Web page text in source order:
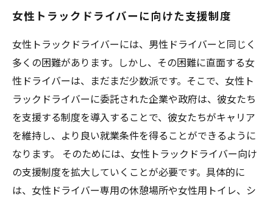
女性トラックドライバーに向けた支援制度
女性トラックドライバーには、男性ドライバーと同じく
多くの困難があります。しかし、その困難に直面する女
性ドライバーは、まだまだ少数派です。そこで、女性ト
ラックドライバーに委託された企業や政府は、彼女たち
を支援する制度を導入することで、彼女たちがキャリア
を維持し、より良い就業条件を得ることができるように
なります。 そのためには、女性トラックドライバー向け
の支援制度を拡大していくことが必要です。具体的に
は、女性ドライバー専用の休憩場所や女性用トイレ、シ